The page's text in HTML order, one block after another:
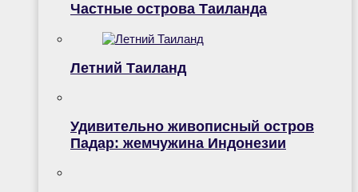
Частные острова Таиланда
Летний Таиланд
Удивительно живописный остров
Падар: жемчужина Индонезии